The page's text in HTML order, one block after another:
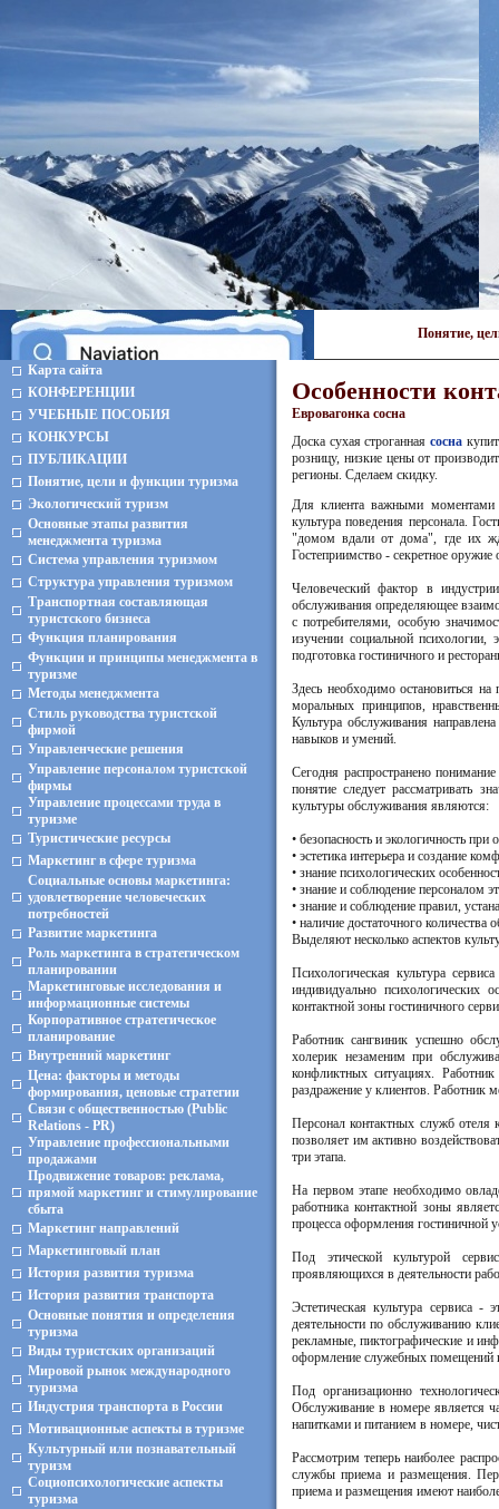
Понятие,
Карта сайта
КОНФЕРЕНЦИИ
УЧЕБНЫЕ ПОСОБИЯ
КОНКУРСЫ
ПУБЛИКАЦИИ
Понятие, цели и функции туризма
Экологический туризм
Основные этапы развития
менеджмента туризма
Система управления туризмом
Структура управления туризмом
Транспортная составляющая
туристского бизнеса
Функция планирования
Функции и принципы менеджмента в
туризме
Методы менеджмента
Стиль руководства туристской
фирмой
Управленческие решения
Управление персоналом туристской
фирмы
Управление процессами труда в
туризме
Туристические ресурсы
Маркетинг в сфере туризма
Социальные основы маркетинга:
удовлетворение человеческих
потребностей
Развитие маркетинга
Роль маркетинга в стратегическом
планировании
Маркетинговые исследования и
информационные системы
Корпоративное стратегическое
планирование
Внутренний маркетинг
Цена: факторы и методы
формирования, ценовые стратегии
Связи с общественностью (Public
Relations - PR)
Управление профессиональными
продажами
Продвижение товаров: реклама,
прямой маркетинг и стимулирование
сбыта
Маркетинг направлений
Маркетинговый план
История развития туризма
История развития транспорта
Основные понятия и определения
туризма
Виды туристских организаций
Мировой рынок международного
туризма
Индустрия транспорта в России
Мотивационные аспекты в туризме
Культурный или познавательный
туризм
Социопсихологические аспекты
туризма
Особенности
Евровагонка сосна
Доска сухая строганнаясосна
розницу, низкие цены от
регионы. Сделаем скидку.
Для клиента важными моментами
культура поведения персонала.
"домом вдали от дома", где их
Гостеприимство - секретное оружие
Человеческий фактор в
обслуживания определяющее
с потребителями, особую
изучении социальной
подготовка гостиничного и
Здесь необходимо остановиться
моральных принципов,
Культура обслуживания
навыков и умений.
Сегодня распространено
понятие следует рассматривать
культуры обслуживания являются:
• безопасность и экологичность при
• эстетика интерьера и создание
• знание психологических
• знание и соблюдение персоналом
• знание и соблюдение правил,
• наличие достаточного количества
Выделяют несколько аспектов
Психологическая культура
индивидуально психологических
контактной зоны гостиничного
Работник сангвиник успешно
холерик незаменим при
конфликтных ситуациях.
раздражение у клиентов. Работник
Персонал контактных служб отеля
позволяет им активно
три этапа.
На первом этапе необходимо
работника контактной зоны
процесса оформления гостиничной
Под этической культурой
проявляющихся в деятельности
Эстетическая культура сервиса -
деятельности по обслуживанию
рекламные, пиктографические и
оформление служебных помещений
Под организационно
Обслуживание в номере является
напитками и питанием в номере,
Рассмотрим теперь наиболее
службы приема и размещения.
приема и размещения имеют